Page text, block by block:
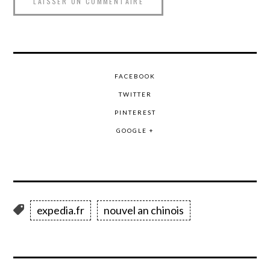
FACEBOOK
TWITTER
PINTEREST
GOOGLE +
expedia.fr nouvel an chinois